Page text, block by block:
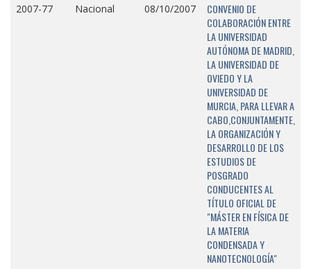
2007-77 Nacional 08/10/2007
CONVENIO DE
COLABORACIÓN ENTRE
LA UNIVERSIDAD
AUTÓNOMA DE MADRID,
LA UNIVERSIDAD DE
OVIEDO Y LA
UNIVERSIDAD DE
MURCIA, PARA LLEVAR A
CABO,CONJUNTAMENTE,
LA ORGANIZACIÓN Y
DESARROLLO DE LOS
ESTUDIOS DE
POSGRADO
CONDUCENTES AL
TÍTULO OFICIAL DE
"MÁSTER EN FÍSICA DE
LA MATERIA
CONDENSADA Y
NANOTECNOLOGÍA"